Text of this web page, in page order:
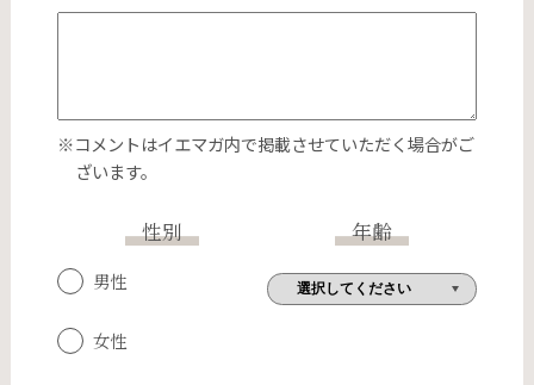
※コメントはイエマガ内で掲載させていただく場合がご
ざいます。
性別
男性
女性
年齢